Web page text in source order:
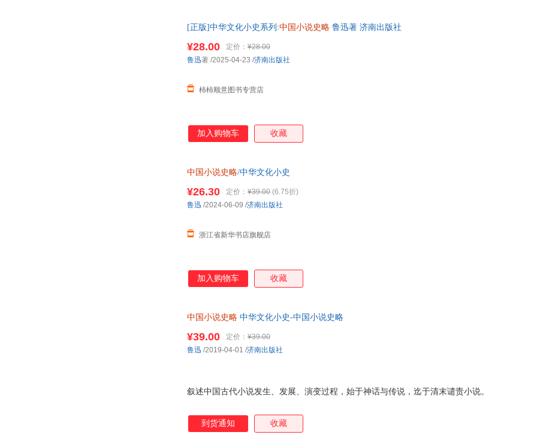
[正版]中华文化小史系列:中国小说史略 鲁迅著 济南出版社
¥28.00 定价： ¥28.00
柿柿顺意图书专营店
鲁迅著 /2025-04-23 /济南出版社
加入购物车 收藏
中国小说史略/中华文化小史
¥26.30 定价： ¥39.00 (6.75折)
浙江省新华书店旗舰店
鲁迅 /2024-06-09 /济南出版社
加入购物车 收藏
中国小说史略 中华文化小史-中国小说史略
叙述中国古代小说发生、发展、演变过程，始于神话与传说，迄于清末谴责小说。
¥39.00 定价： ¥39.00
鲁迅 /2019-04-01 /济南出版社
到货通知 收藏